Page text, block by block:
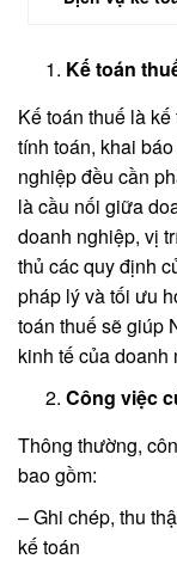
Kế toán
Kế toán thuế là
tính toán, khai
nghiệp đều cần
là cầu nối giữa
doanh nghiệp, vị
thủ các quy định
pháp lý và tối ưu
toán thuế sẽ giúp
kinh tế của doanh
Công việc
Thông thường,
bao gồm:
– Ghi chép, thu
kế toán